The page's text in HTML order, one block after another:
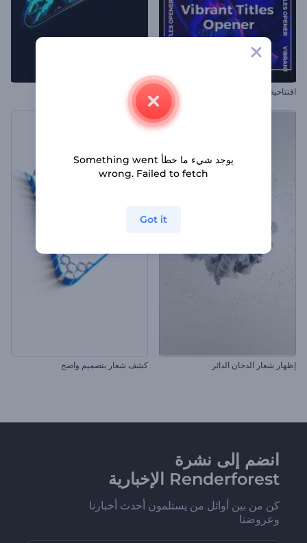
افتتاحية عناوين حيوية كشف عن شعار لوني
إظهار شعار الدخان الدائر كشف شعار بتصميم واضح
انضم إلى نشرة
Renderforest الإخبارية
كن من بين أوائل من يستلمون أحدث أخبارنا
وعروضنا
يوجد شيء ما خطأ Something went
wrong. Failed to fetch
Got it